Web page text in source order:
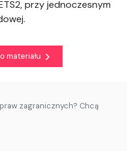
przy jednoczesnym
materiału
zagranicznych? Chcą